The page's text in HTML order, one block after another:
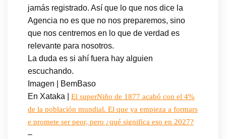
jamás registrado. Así que lo que nos dice la
Agencia no es que no nos preparemos, sino
que nos centremos en lo que de verdad es
relevante para nosotros.
La duda es si ahí fuera hay alguien
escuchando.
Imagen | BemBaso
En Xataka | El superNiño de 1877 acabó con el 4%
de la población mundial. El que ya empieza a formars
e promete ser peor, pero ¿qué significa eso en 2027?
–